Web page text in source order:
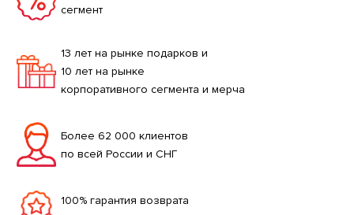
сегмент
13 лет на рынке подарков и
10 лет на рынке
корпоративного сегмента и мерча
Более 62 000 клиентов
по всей России и СНГ
100% гарантия возврата